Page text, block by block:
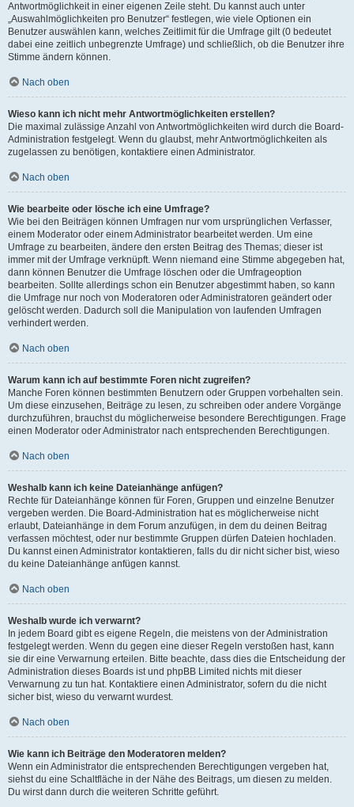
Antwortmöglichkeit in einer eigenen Zeile steht. Du kannst auch unter
„Auswahlmöglichkeiten pro Benutzer“ festlegen, wie viele Optionen ein
Benutzer auswählen kann, welches Zeitlimit für die Umfrage gilt (0 bedeutet
dabei eine zeitlich unbegrenzte Umfrage) und schließlich, ob die Benutzer ihre
Stimme ändern können.
Nach oben
Wieso kann ich nicht mehr Antwortmöglichkeiten erstellen?
Die maximal zulässige Anzahl von Antwortmöglichkeiten wird durch die Board-
Administration festgelegt. Wenn du glaubst, mehr Antwortmöglichkeiten als
zugelassen zu benötigen, kontaktiere einen Administrator.
Nach oben
Wie bearbeite oder lösche ich eine Umfrage?
Wie bei den Beiträgen können Umfragen nur vom ursprünglichen Verfasser,
einem Moderator oder einem Administrator bearbeitet werden. Um eine
Umfrage zu bearbeiten, ändere den ersten Beitrag des Themas; dieser ist
immer mit der Umfrage verknüpft. Wenn niemand eine Stimme abgegeben hat,
dann können Benutzer die Umfrage löschen oder die Umfrageoption
bearbeiten. Sollte allerdings schon ein Benutzer abgestimmt haben, so kann
die Umfrage nur noch von Moderatoren oder Administratoren geändert oder
gelöscht werden. Dadurch soll die Manipulation von laufenden Umfragen
verhindert werden.
Nach oben
Warum kann ich auf bestimmte Foren nicht zugreifen?
Manche Foren können bestimmten Benutzern oder Gruppen vorbehalten sein.
Um diese einzusehen, Beiträge zu lesen, zu schreiben oder andere Vorgänge
durchzuführen, brauchst du möglicherweise besondere Berechtigungen. Frage
einen Moderator oder Administrator nach entsprechenden Berechtigungen.
Nach oben
Weshalb kann ich keine Dateianhänge anfügen?
Rechte für Dateianhänge können für Foren, Gruppen und einzelne Benutzer
vergeben werden. Die Board-Administration hat es möglicherweise nicht
erlaubt, Dateianhänge in dem Forum anzufügen, in dem du deinen Beitrag
verfassen möchtest, oder nur bestimmte Gruppen dürfen Dateien hochladen.
Du kannst einen Administrator kontaktieren, falls du dir nicht sicher bist, wieso
du keine Dateianhänge anfügen kannst.
Nach oben
Weshalb wurde ich verwarnt?
In jedem Board gibt es eigene Regeln, die meistens von der Administration
festgelegt werden. Wenn du gegen eine dieser Regeln verstoßen hast, kann
sie dir eine Verwarnung erteilen. Bitte beachte, dass dies die Entscheidung der
Administration dieses Boards ist und phpBB Limited nichts mit dieser
Verwarnung zu tun hat. Kontaktiere einen Administrator, sofern du die nicht
sicher bist, wieso du verwarnt wurdest.
Nach oben
Wie kann ich Beiträge den Moderatoren melden?
Wenn ein Administrator die entsprechenden Berechtigungen vergeben hat,
siehst du eine Schaltfläche in der Nähe des Beitrags, um diesen zu melden.
Du wirst dann durch die weiteren Schritte geführt.